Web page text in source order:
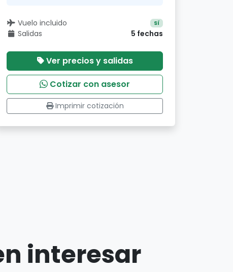
Vuelo incluido Sí
Salidas 5 fechas
Ver precios y salidas
Cotizar con asesor
Imprimir cotización
interesar